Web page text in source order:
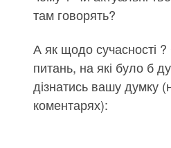
там говорять?
А як щодо сучасності ?
питань, на які було б
дізнатись вашу думку
коментарях):